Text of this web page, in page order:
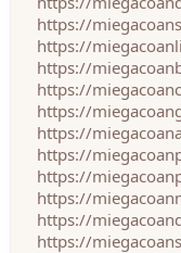
https://
https://
https://
https://
https://
https://
https://
https://
https://
https://
https://